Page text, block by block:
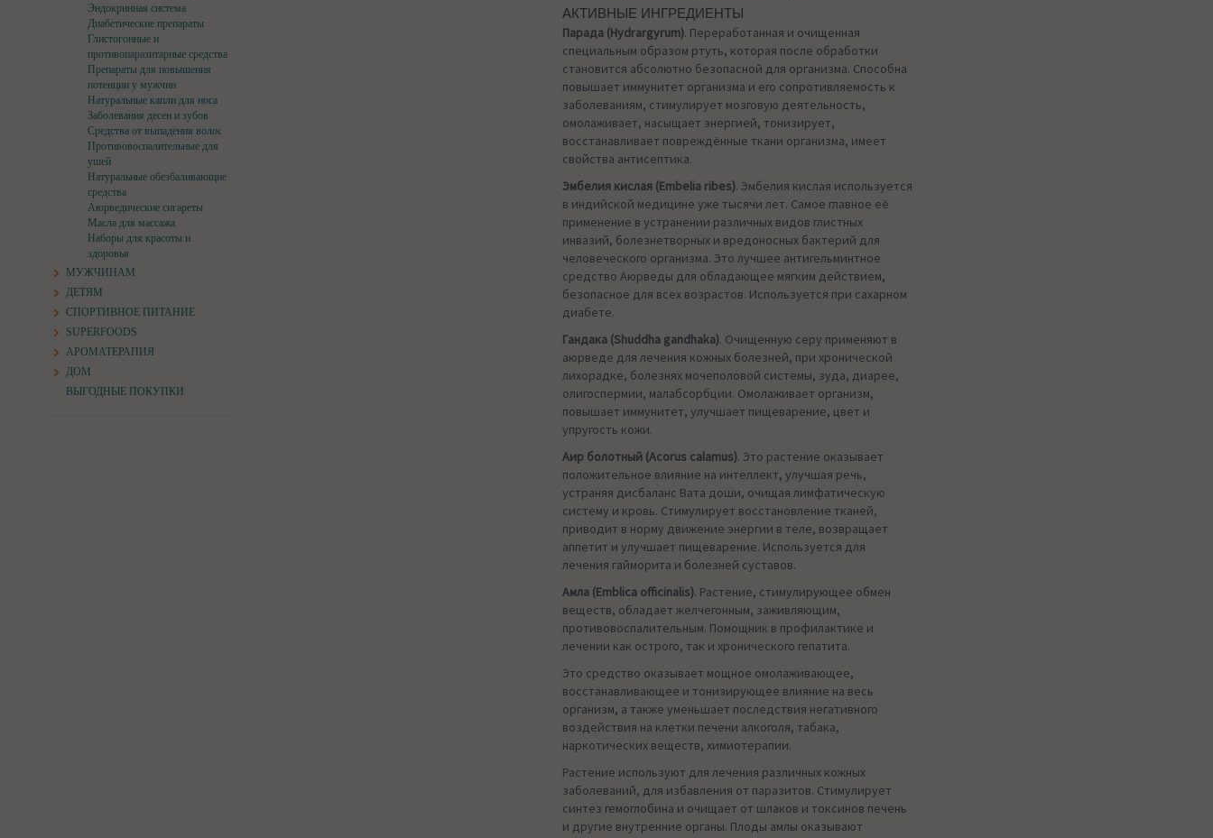
Эндокринная система
Диабетические препараты
Глистогонные и
противопаразитарные средства
Препараты для повышения
потенции у мужчин
Натуральные капли для носа
Заболевания десен и зубов
Средства от выпадения волос
Противовоспалительные для
ушей
Натуральные обезбаливающие
средства
Аюрведические сигареты
Масла для массажа
Наборы для красоты и
здоровья
МУЖЧИНАМ
ДЕТЯМ
СПОРТИВНОЕ ПИТАНИЕ
SUPERFOODS
АРОМАТЕРАПИЯ
ДОМ
ВЫГОДНЫЕ ПОКУПКИ
АКТИВНЫЕ ИНГРЕДИЕНТЫ
Парада (Hydrargyrum). Переработанная и очищенная
специальным образом ртуть, которая после обработки
становится абсолютно безопасной для организма. Способна
повышает иммунитет организма и его сопротивляемость к
заболеваниям, стимулирует мозговую деятельность,
омолаживает, насыщает энергией, тонизирует,
восстанавливает повреждённые ткани организма, имеет
свойства антисептика.
Эмбелия кислая (Embelia ribes). Эмбелия кислая используется
в индийской медицине уже тысячи лет. Самое главное её
применение в устранении различных видов глистных
инвазий, болезнетворных и вредоносных бактерий для
человеческого организма. Это лучшее антигельминтное
средство Аюрведы для обладающее мягким действием,
безопасное для всех возрастов. Используется при сахарном
диабете.
Гандака (Shuddha gandhaka). Очищенную серу применяют в
аюрведе для лечения кожных болезней, при хронической
лихорадке, болезнях мочеполовой системы, зуда, диарее,
олигоспермии, малабсорбции. Омолаживает организм,
повышает иммунитет, улучшает пищеварение, цвет и
упругость кожи.
Аир болотный (Acorus calamus). Это растение оказывает
положительное влияние на интеллект, улучшая речь,
устраняя дисбаланс Вата доши, очищая лимфатическую
систему и кровь. Стимулирует восстановление тканей,
приводит в норму движение энергии в теле, возвращает
аппетит и улучшает пищеварение. Используется для
лечения гайморита и болезней суставов.
Амла (Emblica officinalis). Растение, стимулирующее обмен
веществ, обладает желчегонным, заживляющим,
противовоспалительным. Помощник в профилактике и
лечении как острого, так и хронического гепатита.
Это средство оказывает мощное омолаживающее,
восстанавливающее и тонизирующее влияние на весь
организм, а также уменьшает последствия негативного
воздействия на клетки печени алкоголя, табака,
наркотических веществ, химиотерапии.
Растение используют для лечения различных кожных
заболеваний, для избавления от паразитов. Стимулирует
синтез гемоглобина и очищает от шлаков и токсинов печень
и другие внутренние органы. Плоды амлы оказывают